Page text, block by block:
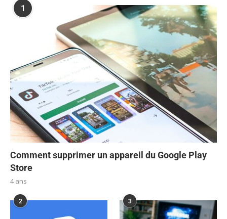
1
Comment supprimer un appareil du Google Play
Store
4 ans
2 3